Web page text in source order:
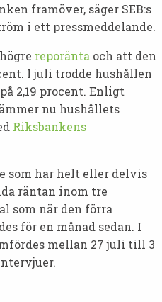
framöver, säger SEB:s
i ett pressmeddelande.
reporänta och att den
I juli trodde hushållen
2,19 procent. Enligt
nu hushållets
Riksbankens
som har helt eller delvis
räntan inom tre
som när den förra
för en månad sedan. I
mellan 27 juli till 3